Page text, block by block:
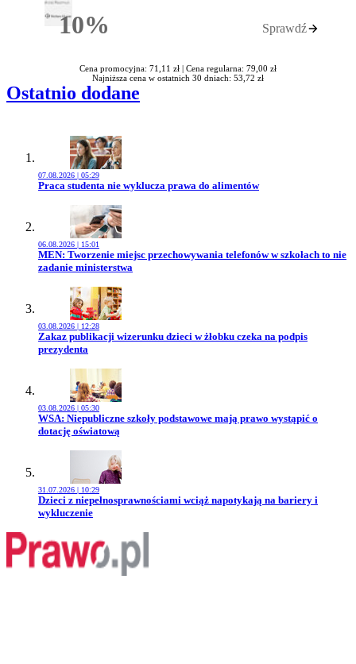
10%Rabatu Sprawdź
Cena promocyjna: 71,11 zł | Cena regularna: 79,00 zł
Najniższa cena w ostatnich 30 dniach: 53,72 zł
Ostatnio dodane
07.08.2026 | 05:29
Przejdź do artykułu:
Praca studenta nie wyklucza prawa do alimentów
06.08.2026 | 15:01
Przejdź do artykułu:
MEN: Tworzenie miejsc przechowywania telefonów w szkołach to nie
zadanie ministerstwa
03.08.2026 | 12:28
Przejdź do artykułu:
Zakaz publikacji wizerunku dzieci w żłobku czeka na podpis
prezydenta
03.08.2026 | 05:30
Przejdź do artykułu:
WSA: Niepubliczne szkoły podstawowe mają prawo wystąpić o
dotację oświatową
31.07.2026 | 10:29
Przejdź do artykułu:
Dzieci z niepełnosprawnościami wciąż napotykają na bariery i
wykluczenie